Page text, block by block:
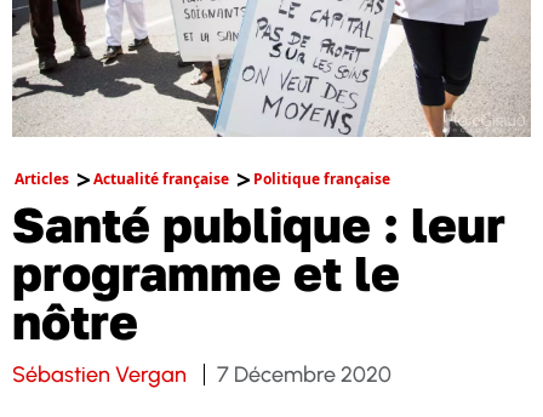
Articles Actualité française Politique française
Santé publique : leur
programme et le
nôtre
Sébastien Vergan 7 Décembre 2020